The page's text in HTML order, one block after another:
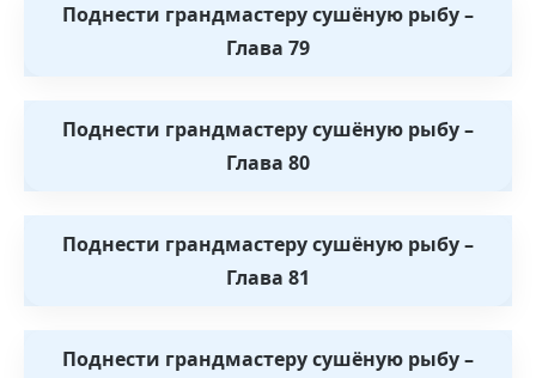
Поднести грандмастеру сушёную рыбу –
Глава 79
Поднести грандмастеру сушёную рыбу –
Глава 80
Поднести грандмастеру сушёную рыбу –
Глава 81
Поднести грандмастеру сушёную рыбу –